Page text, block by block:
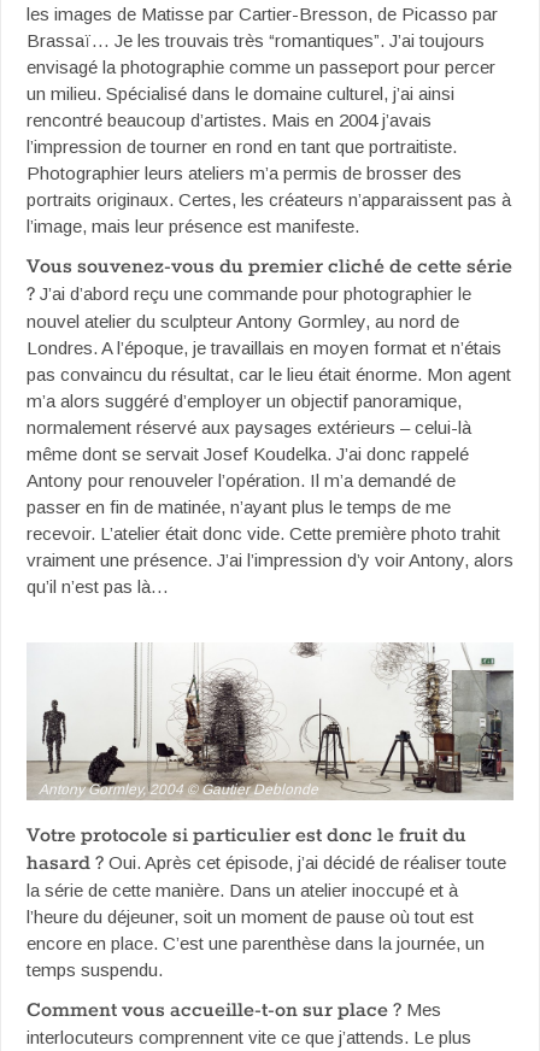
les images de Matisse par Cartier-Bresson, de Picasso par
Brassaï… Je les trouvais très “romantiques”. J’ai toujours
envisagé la photographie comme un passeport pour percer
un milieu. Spécialisé dans le domaine culturel, j’ai ainsi
rencontré beaucoup d’artistes. Mais en 2004 j’avais
l’impression de tourner en rond en tant que portraitiste.
Photographier leurs ateliers m’a permis de brosser des
portraits originaux. Certes, les créateurs n’apparaissent pas à
l’image, mais leur présence est manifeste.
Vous souvenez-vous du premier cliché de cette série
? J’ai d’abord reçu une commande pour photographier le
nouvel atelier du sculpteur Antony Gormley, au nord de
Londres. A l’époque, je travaillais en moyen format et n’étais
pas convaincu du résultat, car le lieu était énorme. Mon agent
m’a alors suggéré d’employer un objectif panoramique,
normalement réservé aux paysages extérieurs – celui-là
même dont se servait Josef Koudelka. J’ai donc rappelé
Antony pour renouveler l’opération. Il m’a demandé de
passer en fin de matinée, n’ayant plus le temps de me
recevoir. L’atelier était donc vide. Cette première photo trahit
vraiment une présence. J’ai l’impression d’y voir Antony, alors
qu’il n’est pas là…
Antony Gormley, 2004 © Gautier Deblonde
Votre protocole si particulier est donc le fruit du
hasard ? Oui. Après cet épisode, j’ai décidé de réaliser toute
la série de cette manière. Dans un atelier inoccupé et à
l’heure du déjeuner, soit un moment de pause où tout est
encore en place. C’est une parenthèse dans la journée, un
temps suspendu.
Comment vous accueille-t-on sur place ? Mes
interlocuteurs comprennent vite ce que j’attends. Le plus